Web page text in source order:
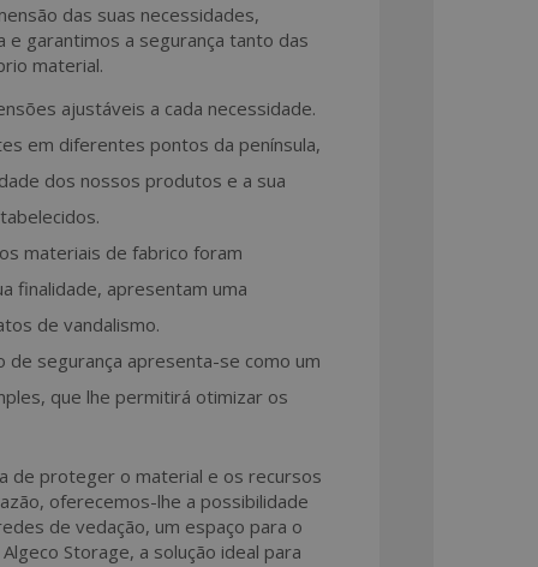
das suas necessidades,
e garantimos a segurança tanto das
material.
ajustáveis a cada necessidade.
em diferentes pontos da península,
dos nossos produtos e a sua
materiais de fabrico foram
finalidade, apresentam uma
de vandalismo.
de segurança apresenta-se como um
que lhe permitirá otimizar os
de proteger o material e os recursos
oferecemos-lhe a possibilidade
de vedação, um espaço para o
Storage, a solução ideal para